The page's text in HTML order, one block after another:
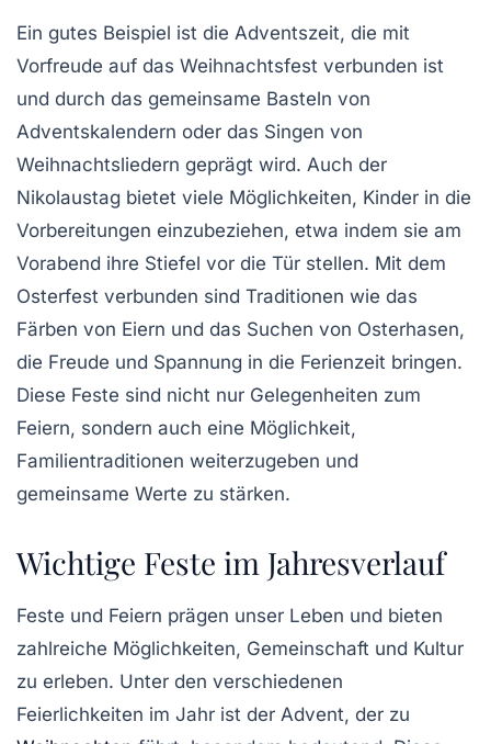
Ein gutes Beispiel ist die Adventszeit, die mit
Vorfreude auf das Weihnachtsfest verbunden ist
und durch das gemeinsame Basteln von
Adventskalendern oder das Singen von
Weihnachtsliedern geprägt wird. Auch der
Nikolaustag bietet viele Möglichkeiten, Kinder in die
Vorbereitungen einzubeziehen, etwa indem sie am
Vorabend ihre Stiefel vor die Tür stellen. Mit dem
Osterfest verbunden sind Traditionen wie das
Färben von Eiern und das Suchen von Osterhasen,
die Freude und Spannung in die Ferienzeit bringen.
Diese Feste sind nicht nur Gelegenheiten zum
Feiern, sondern auch eine Möglichkeit,
Familientraditionen weiterzugeben und
gemeinsame Werte zu stärken.
Wichtige Feste im Jahresverlauf
Feste und Feiern prägen unser Leben und bieten
zahlreiche Möglichkeiten, Gemeinschaft und Kultur
zu erleben. Unter den verschiedenen
Feierlichkeiten im Jahr ist der Advent, der zu